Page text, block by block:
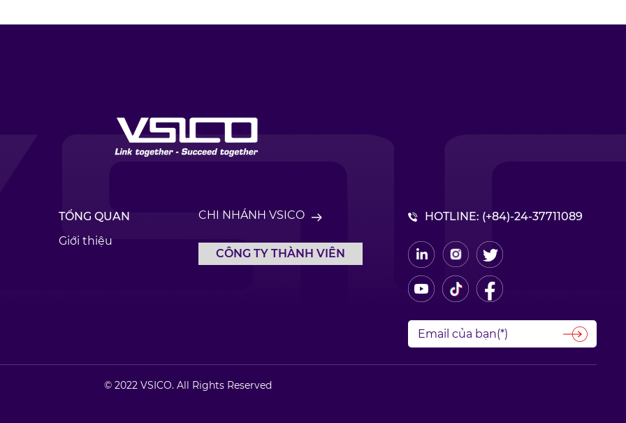
TỔNG QUAN
Giới thiệu
CHI NHÁNH VSICO
CÔNG TY THÀNH VIÊN
HOTLINE: (+84)-24-37711089
© 2022 VSICO. All Rights Reserved